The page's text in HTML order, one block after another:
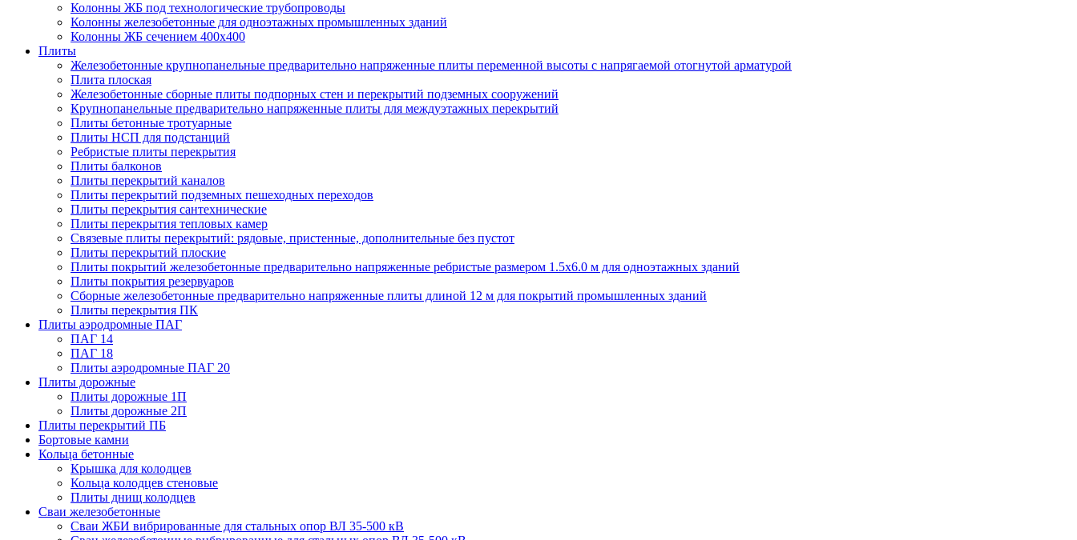
Колонны ЖБ под технологические трубопроводы
Колонны железобетонные для одноэтажных промышленных зданий
Колонны ЖБ сечением 400х400
Плиты
Железобетонные крупнопанельные предварительно напряженные плиты переменной высоты с напрягаемой отогнутой арматурой
Плита плоская
Железобетонные сборные плиты подпорных стен и перекрытий подземных сооружений
Крупнопанельные предварительно напряженные плиты для междуэтажных перекрытий
Плиты бетонные тротуарные
Плиты НСП для подстанций
Ребристые плиты перекрытия
Плиты балконов
Плиты перекрытий каналов
Плиты перекрытий подземных пешеходных переходов
Плиты перекрытия сантехнические
Плиты перекрытия тепловых камер
Связевые плиты перекрытий: рядовые, пристенные, дополнительные без пустот
Плиты перекрытий плоские
Плиты покрытий железобетонные предварительно напряженные ребристые размером 1.5х6.0 м для одноэтажных зданий
Плиты покрытия резервуаров
Сборные железобетонные предварительно напряженные плиты длиной 12 м для покрытий промышленных зданий
Плиты перекрытия ПК
Плиты аэродромные ПАГ
ПАГ 14
ПАГ 18
Плиты аэродромные ПАГ 20
Плиты дорожные
Плиты дорожные 1П
Плиты дорожные 2П
Плиты перекрытий ПБ
Бортовые камни
Кольца бетонные
Крышка для колодцев
Кольца колодцев стеновые
Плиты днищ колодцев
Сваи железобетонные
Сваи ЖБИ вибрированные для стальных опор ВЛ 35-500 кВ